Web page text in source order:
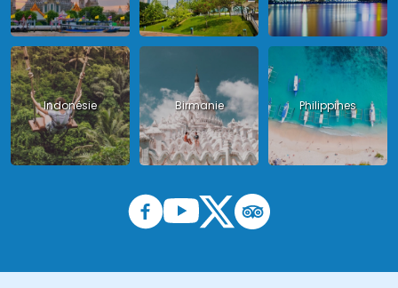
Indonésie Birmanie Philippines